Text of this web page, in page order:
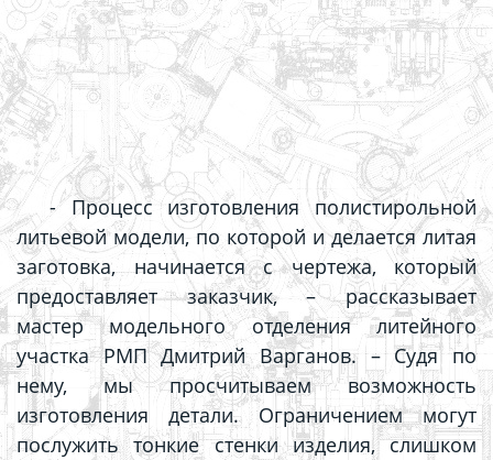
- Процесс изготовления полистирольной
литьевой модели, по которой и делается литая
заготовка, начинается с чертежа, который
предоставляет заказчик,– рассказывает
мастер модельного отделения литейного
участка РМП Дмитрий Варганов.– Судя по
нему, мы просчитываем возможность
изготовления детали. Ограничением могут
послужить тонкие стенки изделия, слишком